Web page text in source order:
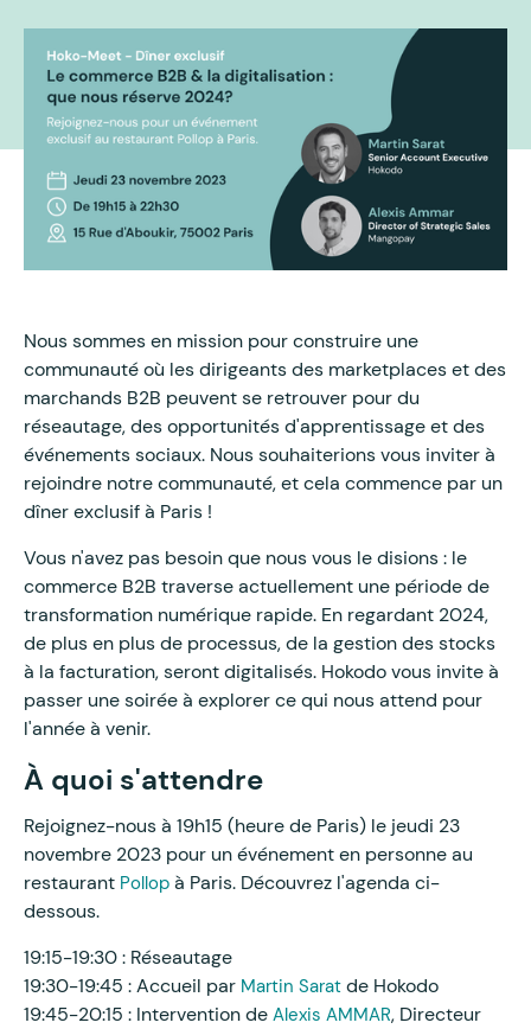
Nous sommes en mission pour construire une
communauté où les dirigeants des marketplaces et des
marchands B2B peuvent se retrouver pour du
réseautage, des opportunités d'apprentissage et des
événements sociaux. Nous souhaiterions vous inviter à
rejoindre notre communauté, et cela commence par un
dîner exclusif à Paris !
Vous n'avez pas besoin que nous vous le disions : le
commerce B2B traverse actuellement une période de
transformation numérique rapide. En regardant 2024,
de plus en plus de processus, de la gestion des stocks
à la facturation, seront digitalisés. Hokodo vous invite à
passer une soirée à explorer ce qui nous attend pour
l'année à venir.
À quoi s'attendre
Rejoignez-nous à 19h15 (heure de Paris) le jeudi 23
novembre 2023 pour un événement en personne au
restaurant Pollop à Paris. Découvrez l'agenda ci-
dessous.
19:15-19:30 : Réseautage
19:30-19:45 : Accueil par Martin Sarat de Hokodo
19:45-20:15 : Intervention de Alexis AMMAR, Directeur